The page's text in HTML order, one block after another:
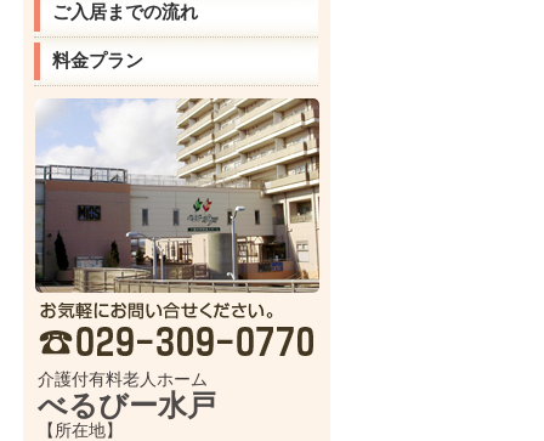
ご入居までの流れ
料金プラン
介護付有料老人ホーム
べるびー水戸
【所在地】